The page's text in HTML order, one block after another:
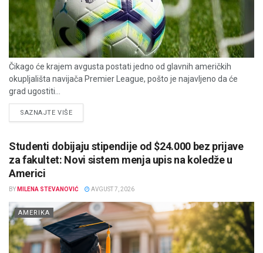
Čikago će krajem avgusta postati jedno od glavnih američkih
okupljališta navijača Premier League, pošto je najavljeno da će
grad ugostiti...
SAZNAJTE VIŠEDETAILS
Studenti dobijaju stipendije od $24.000 bez prijave
za fakultet: Novi sistem menja upis na koledže u
Americi
BY MILENA STEVANOVIĆ AVGUST 7, 2026
AMERIKA